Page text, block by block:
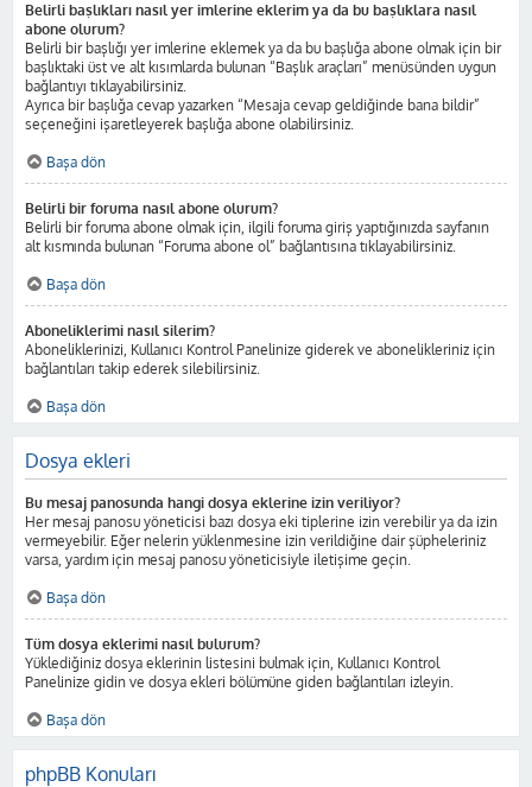
Belirli başlıkları nasıl yer imlerine eklerim ya da bu başlıklara nasıl
abone olurum?
Belirli bir başlığı yer imlerine eklemek ya da bu başlığa abone olmak için bir
başlıktaki üst ve alt kısımlarda bulunan “Başlık araçları” menüsünden uygun
bağlantıyı tıklayabilirsiniz.
Ayrıca bir başlığa cevap yazarken “Mesaja cevap geldiğinde bana bildir”
seçeneğini işaretleyerek başlığa abone olabilirsiniz.
Başa dön
Belirli bir foruma nasıl abone olurum?
Belirli bir foruma abone olmak için, ilgili foruma giriş yaptığınızda sayfanın
alt kısmında bulunan “Foruma abone ol” bağlantısına tıklayabilirsiniz.
Başa dön
Aboneliklerimi nasıl silerim?
Aboneliklerinizi, Kullanıcı Kontrol Panelinize giderek ve abonelikleriniz için
bağlantıları takip ederek silebilirsiniz.
Başa dön
Dosya ekleri
Bu mesaj panosunda hangi dosya eklerine izin veriliyor?
Her mesaj panosu yöneticisi bazı dosya eki tiplerine izin verebilir ya da izin
vermeyebilir. Eğer nelerin yüklenmesine izin verildiğine dair şüpheleriniz
varsa, yardım için mesaj panosu yöneticisiyle iletişime geçin.
Başa dön
Tüm dosya eklerimi nasıl bulurum?
Yüklediğiniz dosya eklerinin listesini bulmak için, Kullanıcı Kontrol
Panelinize gidin ve dosya ekleri bölümüne giden bağlantıları izleyin.
Başa dön
phpBB Konuları